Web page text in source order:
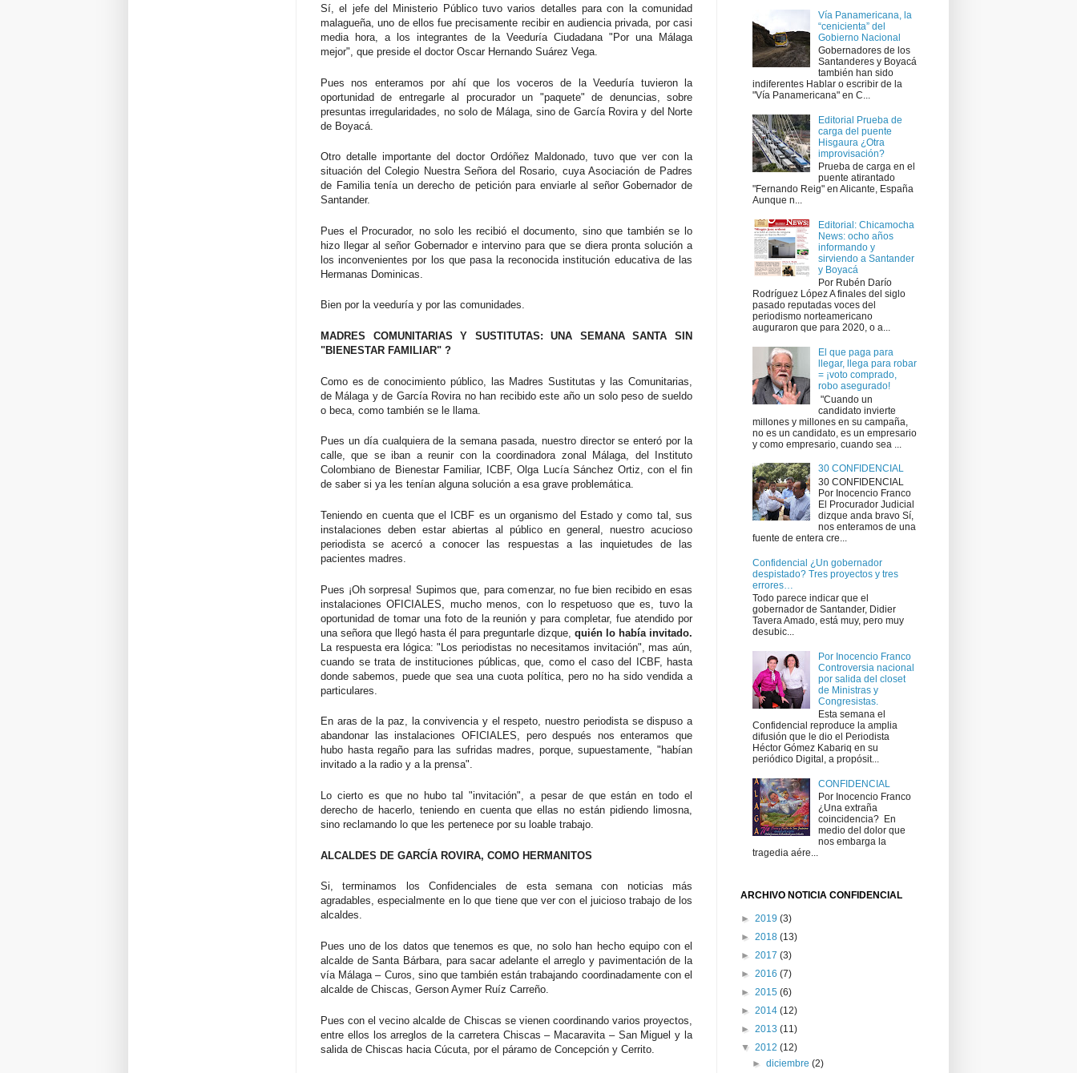
Sí, el jefe del Ministerio Público tuvo varios detalles para con la comunidad
malagueña, uno de ellos fue precisamente recibir en audiencia privada, por casi
media hora, a los integrantes de la Veeduría Ciudadana "Por una Málaga
mejor", que preside el doctor Oscar Hernando Suárez Vega.
Pues nos enteramos por ahí que los voceros de la Veeduría tuvieron la
oportunidad de entregarle al procurador un "paquete" de denuncias, sobre
presuntas irregularidades, no solo de Málaga, sino de García Rovira y del Norte
de Boyacá.
Otro detalle importante del doctor Ordóñez Maldonado, tuvo que ver con la
situación del Colegio Nuestra Señora del Rosario, cuya Asociación de Padres
de Familia tenía un derecho de petición para enviarle al señor Gobernador de
Santander.
Pues el Procurador, no solo les recibió el documento, sino que también se lo
hizo llegar al señor Gobernador e intervino para que se diera pronta solución a
los inconvenientes por los que pasa la reconocida institución educativa de las
Hermanas Dominicas.
Bien por la veeduría y por las comunidades.
MADRES COMUNITARIAS Y SUSTITUTAS: UNA SEMANA SANTA SIN
"BIENESTAR FAMILIAR" ?
Como es de conocimiento público, las Madres Sustitutas y las Comunitarias,
de Málaga y de García Rovira no han recibido este año un solo peso de sueldo
o beca, como también se le llama.
Pues un día cualquiera de la semana pasada, nuestro director se enteró por la
calle, que se iban a reunir con la coordinadora zonal Málaga, del Instituto
Colombiano de Bienestar Familiar, ICBF, Olga Lucía Sánchez Ortiz, con el fin
de saber si ya les tenían alguna solución a esa grave problemática.
Teniendo en cuenta que el ICBF es un organismo del Estado y como tal, sus
instalaciones deben estar abiertas al público en general, nuestro acucioso
periodista se acercó a conocer las respuestas a las inquietudes de las
pacientes madres.
Pues ¡Oh sorpresa! Supimos que, para comenzar, no fue bien recibido en esas
instalaciones OFICIALES, mucho menos, con lo respetuoso que es, tuvo la
oportunidad de tomar una foto de la reunión y para completar, fue atendido por
una señora que llegó hasta él para preguntarle dizque, quién lo había invitado.
La respuesta era lógica: "Los periodistas no necesitamos invitación", mas aún,
cuando se trata de instituciones públicas, que, como el caso del ICBF, hasta
donde sabemos, puede que sea una cuota política, pero no ha sido vendida a
particulares.
En aras de la paz, la convivencia y el respeto, nuestro periodista se dispuso a
abandonar las instalaciones OFICIALES, pero después nos enteramos que
hubo hasta regaño para las sufridas madres, porque, supuestamente, "habían
invitado a la radio y a la prensa".
Lo cierto es que no hubo tal "invitación", a pesar de que están en todo el
derecho de hacerlo, teniendo en cuenta que ellas no están pidiendo limosna,
sino reclamando lo que les pertenece por su loable trabajo.
ALCALDES DE GARCÍA ROVIRA, COMO HERMANITOS
Si, terminamos los Confidenciales de esta semana con noticias más
agradables, especialmente en lo que tiene que ver con el juicioso trabajo de los
alcaldes.
Pues uno de los datos que tenemos es que, no solo han hecho equipo con el
alcalde de Santa Bárbara, para sacar adelante el arreglo y pavimentación de la
vía Málaga – Curos, sino que también están trabajando coordinadamente con el
alcalde de Chiscas, Gerson Aymer Ruíz Carreño.
Pues con el vecino alcalde de Chiscas se vienen coordinando varios proyectos,
entre ellos los arreglos de la carretera Chiscas – Macaravita – San Miguel y la
salida de Chiscas hacia Cúcuta, por el páramo de Concepción y Cerrito.
Vía Panamericana, la
“cenicienta” del
Gobierno Nacional
Gobernadores de los
Santanderes y Boyacá
también han sido
indiferentes Hablar o escribir de la
"Vía Panamericana" en C...
Editorial Prueba de
carga del puente
Hisgaura ¿Otra
improvisación?
Prueba de carga en el
puente atirantado
"Fernando Reig" en Alicante, España
Aunque n...
Editorial: Chicamocha
News: ocho años
informando y
sirviendo a Santander
y Boyacá
Por Rubén Darío
Rodríguez López A finales del siglo
pasado reputadas voces del
periodismo norteamericano
auguraron que para 2020, o a...
El que paga para
llegar, llega para robar
= ¡voto comprado,
robo asegurado!
​ "Cuando un
candidato invierte
millones y millones en su campaña,
no es un candidato, es un empresario
y como empresario, cuando sea ...
30 CONFIDENCIAL
30 CONFIDENCIAL
Por Inocencio Franco
El Procurador Judicial
dizque anda bravo Sí,
nos enteramos de una
fuente de entera cre...
Confidencial ¿Un gobernador
despistado? Tres proyectos y tres
errores…
Todo parece indicar que el
gobernador de Santander, Didier
Tavera Amado, está muy, pero muy
desubic...
Por Inocencio Franco
Controversia nacional
por salida del closet
de Ministras y
Congresistas.
Esta semana el
Confidencial reproduce la amplia
difusión que le dio el Periodista
Héctor Gómez Kabariq en su
periódico Digital, a propósit...
CONFIDENCIAL
Por Inocencio Franco
¿Una extraña
coincidencia? ​ En
medio del dolor que
nos embarga la
tragedia aére...
ARCHIVO NOTICIA CONFIDENCIAL
► 2019 (3)
► 2018 (13)
► 2017 (3)
► 2016 (7)
► 2015 (6)
► 2014 (12)
► 2013 (11)
▼ 2012 (12)
►diciembre(2)